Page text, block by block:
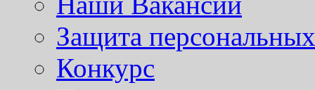
Защита
Конкурс